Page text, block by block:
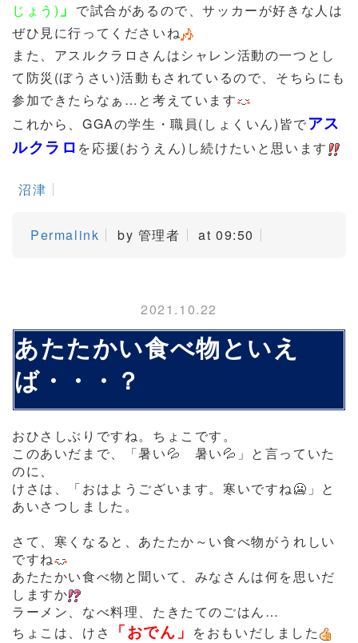
じょう) 」 で試合があるので、サッカーが好きな人は
ぜひ見に行ってくださいね
また、アスルクラロさんはシャレン活動の一つとし
て防災(ぼうさい)活動もされているので、そちらにも
参加できたらなぁ…と考えています
これから、GGAの学生・職員(しょくいん)皆でアス
ルクラロ を応援(おうえん)し続けたいと思います
沼津
Permalink by 管理者 at 09:50
2021.10.22
あたたかい食べ物といえ
ば・・・？
おひさしぶりですね。ちょこです。
このあいだまで、「暑い💦 暑い💦 」と言っていた
のに、
けさは、「おはようございます。寒いですね🥶 」と
あいさつしました。
さて、寒くなると、あたたか～い食べ物がうれしい
ですね
あたたかい食べ物と聞いて、みなさんは何を思いだ
しますか
ラーメン、なべ料理、たきたてのごはん…
ちょこは、けさ
「おでん」 をおもいだしました